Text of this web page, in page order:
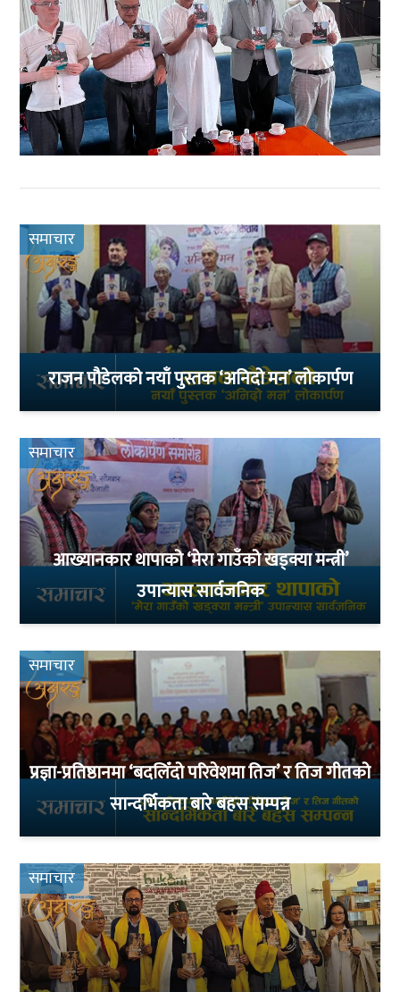
समाचार
राजन पौडेलको नयाँ पुस्तक ‘अनिदो मन’ लोकार्पण
समाचार
आख्यानकार थापाको ‘मेरा गाउँको खड्क्या मन्त्री’
उपान्यास सार्वजनिक
समाचार
प्रज्ञा-प्रतिष्ठानमा ‘बदलिँदो परिवेशमा तिज’ र तिज गीतको
सान्दर्भिकता बारे बहस सम्पन्न
समाचार